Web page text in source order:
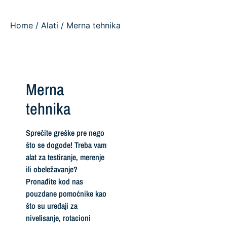
Home / Alati / Merna tehnika
Merna
tehnika
Sprečite greške pre nego
što se dogode! Treba vam
alat za testiranje, merenje
ili obeležavanje?
Pronađite kod nas
pouzdane pomoćnike kao
što su uređaji za
nivelisanje, rotacioni